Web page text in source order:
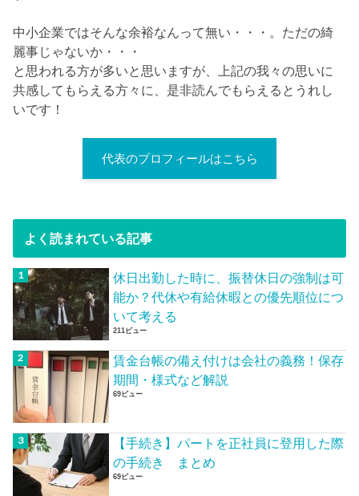
中小企業ではそんな余裕なんって無い・・・。ただの綺
麗事じゃないか・・・
と思われる方が多いと思いますが、上記の我々の思いに
共感してもらえる方々に、是非読んでもらえるとうれし
いです！
代表のプロフィールはこちら
よく読まれている記事
休日出勤した時に、振替休日の強制は可
能か？代休や有給休暇との優先順位につ
いて考える
211ビュー
賃金台帳の備え付けは会社の義務！保存
期間・様式など解説
69ビュー
【手続き】パートを正社員に登用した際
の手続き まとめ
69ビュー